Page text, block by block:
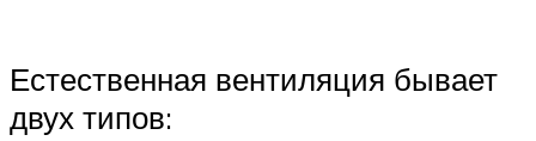
Естественная вентиляция бывает
двух типов: